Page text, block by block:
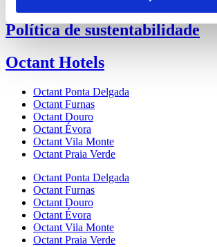
Política de sustentabilidade
Octant Hotels
Octant Ponta Delgada
Octant Furnas
Octant Douro
Octant Évora
Octant Vila Monte
Octant Praia Verde
Octant Ponta Delgada
Octant Furnas
Octant Douro
Octant Évora
Octant Vila Monte
Octant Praia Verde